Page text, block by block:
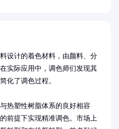
设计的着色材料，由颜料、分
实际应用中，调色师们发现其
化了调色过程。
热塑性树脂体系的良好相容
前提下实现精准调色。市场上